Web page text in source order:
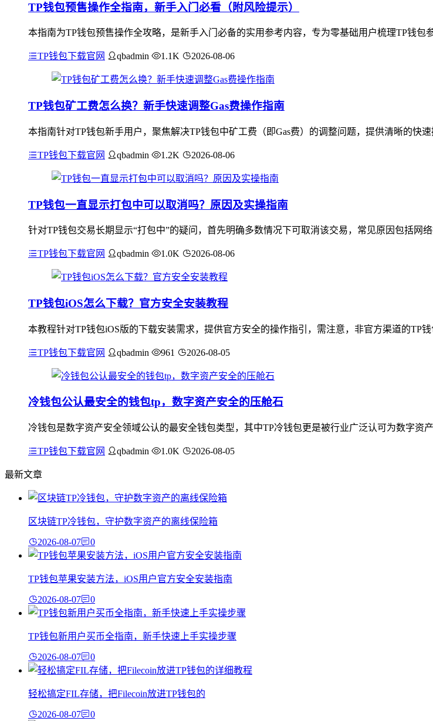
TP钱包预售操作全指南，新手入门必看（附风险提示）
本指南为TP钱包预售操作全攻略，是新手入门必备的实用参考内容，专为零基础用户梳理TP钱
TP钱包下载官网 qbadmin 1.1K 2026-08-06
TP钱包矿工费怎么换？新手快速调整Gas费操作指南
本指南针对TP钱包新手用户，聚焦解决TP钱包中矿工费（即Gas费）的调整问题，提供清晰的快
TP钱包下载官网 qbadmin 1.2K 2026-08-06
TP钱包一直显示打包中可以取消吗？原因及实操指南
针对TP钱包交易长期显示“打包中”的疑问，首先明确多数情况下可取消该交易，常见原因包括
TP钱包下载官网 qbadmin 1.0K 2026-08-06
TP钱包iOS怎么下载？官方安全安装教程
本教程针对TP钱包iOS版的下载安装需求，提供官方安全的操作指引，需注意，非官方渠道的TP
TP钱包下载官网 qbadmin 961 2026-08-05
冷钱包公认最安全的钱包tp，数字资产安全的压舱石
冷钱包是数字资产安全领域公认的最安全钱包类型，其中TP冷钱包更是被行业广泛认可为数字
TP钱包下载官网 qbadmin 1.0K 2026-08-05
最新文章
区块链TP冷钱包，守护数字资产的离线保险箱
2026-08-07 0
TP钱包苹果安装方法，iOS用户官方安全安装指南
2026-08-07 0
TP钱包新用户买币全指南，新手快速上手实操步骤
2026-08-07 0
轻松搞定FIL存储，把Filecoin放进TP钱包的
2026-08-07 0